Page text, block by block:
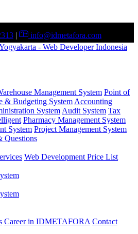
| info@idmetafora.com
Management System Point of
& Budgeting System Accounting
System Audit System Tax
Pharmacy Management System
System Project Management System
Questions
Web Development Price List
Career in IDMETAFORA Contact